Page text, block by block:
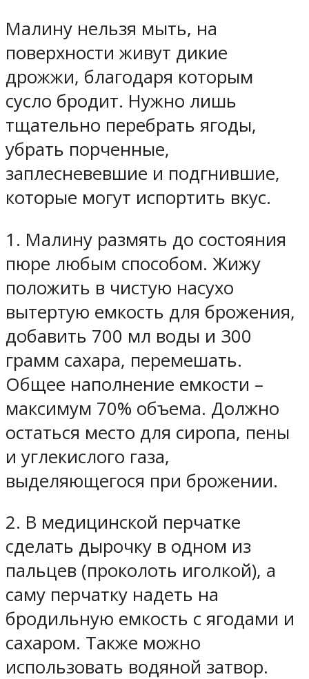
Малину нельзя мыть, на
поверхности живут дикие
дрожжи, благодаря которым
сусло бродит. Нужно лишь
тщательно перебрать ягоды,
убрать порченные,
заплесневевшие и подгнившие,
которые могут испортить вкус.
1. Малину размять до состояния
пюре любым способом. Жижу
положить в чистую насухо
вытертую емкость для брожения,
добавить 700 мл воды и 300
грамм сахара, перемешать.
Общее наполнение емкости –
максимум 70% объема. Должно
остаться место для сиропа, пены
и углекислого газа,
выделяющегося при брожении.
2. В медицинской перчатке
сделать дырочку в одном из
пальцев (проколоть иголкой), а
саму перчатку надеть на
бродильную емкость с ягодами и
сахаром. Также можно
использовать водяной затвор.